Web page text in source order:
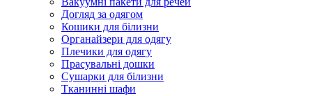
Догляд за одягом
Кошики для білизни
Органайзери для одягу
Плечики для одягу
Прасувальні дошки
Сушарки для білизни
Тканинні шафи